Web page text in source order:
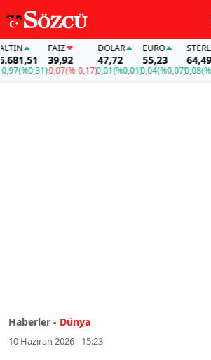
(%0,31)
FAİZ
39,92
-0,07(%-0,17)
DOLAR
47,72
0,01(%0,01)
EURO
55,23
0,04(%0,07)
STERLIN
64,49
0,08
Haberler - Dünya
10 Haziran 2026 - 15:23